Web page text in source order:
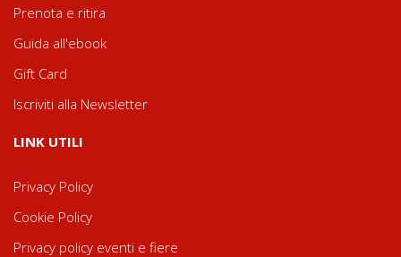
Prenota e ritira
Guida all'ebook
Gift Card
Iscriviti alla Newsletter
LINK UTILI
Privacy Policy
Cookie Policy
Privacy policy eventi e fiere